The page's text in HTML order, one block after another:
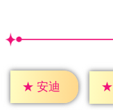
★ 安迪 ★